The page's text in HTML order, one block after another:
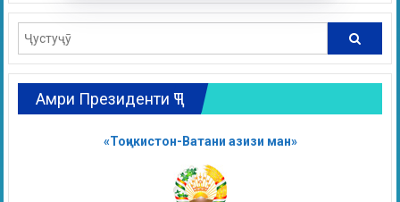
Амри Президенти ҶТ
«Тоҷикистон-Ватани азизи ман»